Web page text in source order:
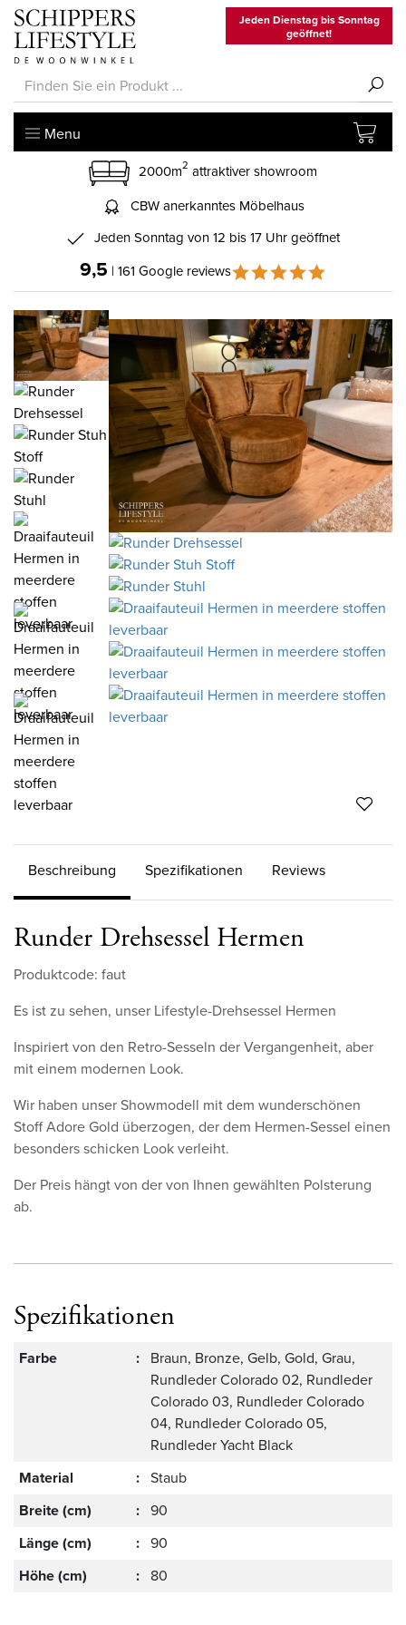
Jeden Dienstag bis Sonntag
geöffnet!
Menu
2000m2 attraktiver showroom
CBW anerkanntes Möbelhaus
Jeden Sonntag von 12 bis 17 Uhr geöffnet
9,5 | 161 Google reviews
Beschreibung Spezifikationen Reviews
Runder Drehsessel Hermen
Produktcode: faut
Es ist zu sehen, unser Lifestyle-Drehsessel Hermen
Inspiriert von den Retro-Sesseln der Vergangenheit, aber
mit einem modernen Look.
Wir haben unser Showmodell mit dem wunderschönen
Stoff Adore Gold überzogen, der dem Hermen-Sessel einen
besonders schicken Look verleiht.
Der Preis hängt von der von Ihnen gewählten Polsterung
ab.
Spezifikationen
Farbe : Braun, Bronze, Gelb, Gold, Grau,
Rundleder Colorado 02, Rundleder
Colorado 03, Rundleder Colorado
04, Rundleder Colorado 05,
Rundleder Yacht Black
Material
: Staub
Breite (cm)
: 90
Länge (cm)
: 90
Höhe (cm)
: 80